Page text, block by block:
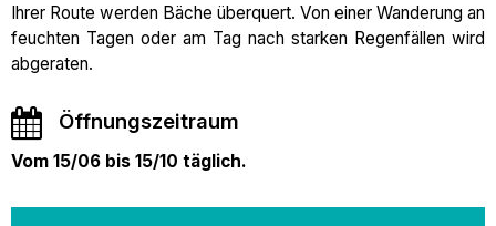
Ihrer Route werden Bäche überquert. Von einer Wanderung an
feuchten Tagen oder am Tag nach starken Regenfällen wird
abgeraten.
Öffnungszeitraum
Vom 15/06 bis 15/10 täglich.